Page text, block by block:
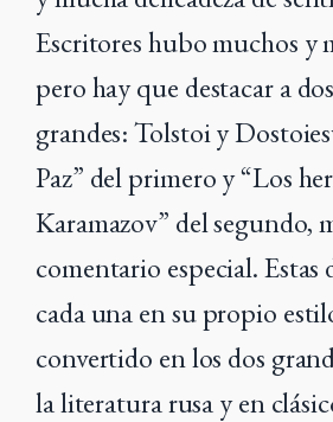
Escritores hubo muchos y
pero hay que destacar a
grandes: Tolstoi y
Paz” del primero y “Los
Karamazov” del segundo,
comentario especial. Estas
cada una en su propio
convertido en los dos
la literatura rusa y en